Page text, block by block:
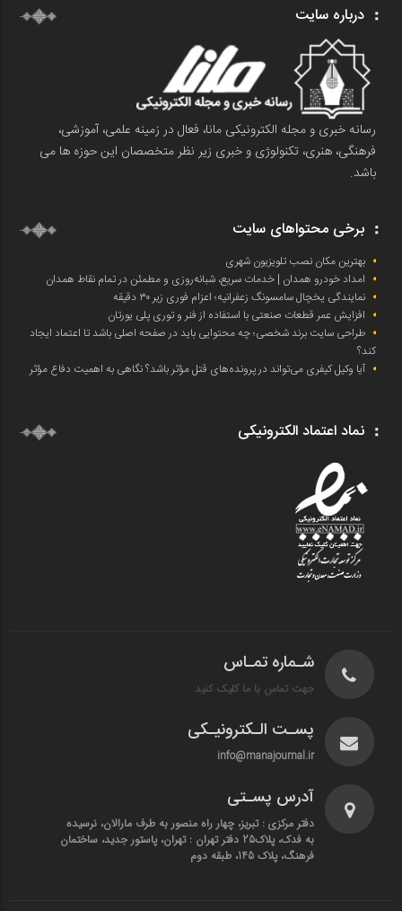
درباره سایت
رسانه خبری و مجله الکترونیکی مانا، فعال در زمینه علمی، آموزشی،
فرهنگی، هنری، تکنولوژی و خبری زیر نظر متخصصان این حوزه ها می
باشد.
برخی محتواهای سایت
بهترین مکان نصب تلویزیون شهری
امداد خودرو همدان | خدمات سریع، شبانه‌روزی و مطمئن در تمام نقاط همدان
نمایندگی یخچال سامسونگ زعفرانیه؛ اعزام فوری زیر ۳۰ دقیقه
افزایش عمر قطعات صنعتی با استفاده از فنر و توری پلی یورتان
طراحی سایت برند شخصی؛ چه محتوایی باید در صفحه اصلی باشد تا اعتماد ایجاد
کند؟
آیا وکیل کیفری می‌تواند در پرونده‌های قتل مؤثر باشد؟ نگاهی به اهمیت دفاع مؤثر
نماد اعتماد الکترونیکی
شـماره تمـاس
جهت تماس با ما کلیک کنید
پسـت الـکترونیـکی
info@manajournal.ir
آدرس پسـتی
دفتر مرکزی : تبریز، چهار راه منصور به طرف مارالان، نرسیده
به فدک، پلاک25 دفتر تهران : تهران، پاستور جدید، ساختمان
فرهنگ، پلاک 145، طبقه دوم